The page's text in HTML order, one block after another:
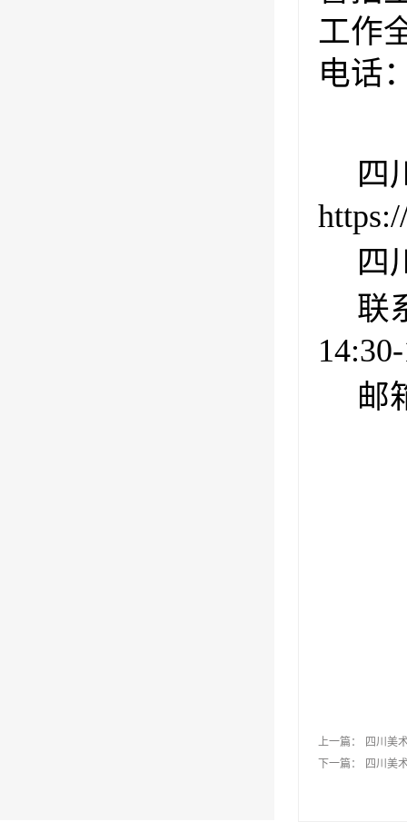
工作
电话
四
四
联
邮
上一篇：
四川美
下一篇：
四川美